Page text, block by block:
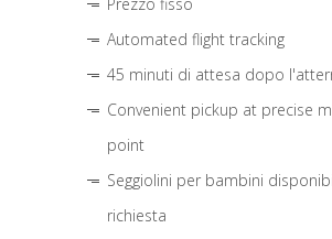
Automated flight tracking
45 minuti di attesa dopo
Convenient pickup at precise
point
Seggiolini per bambini
richiesta